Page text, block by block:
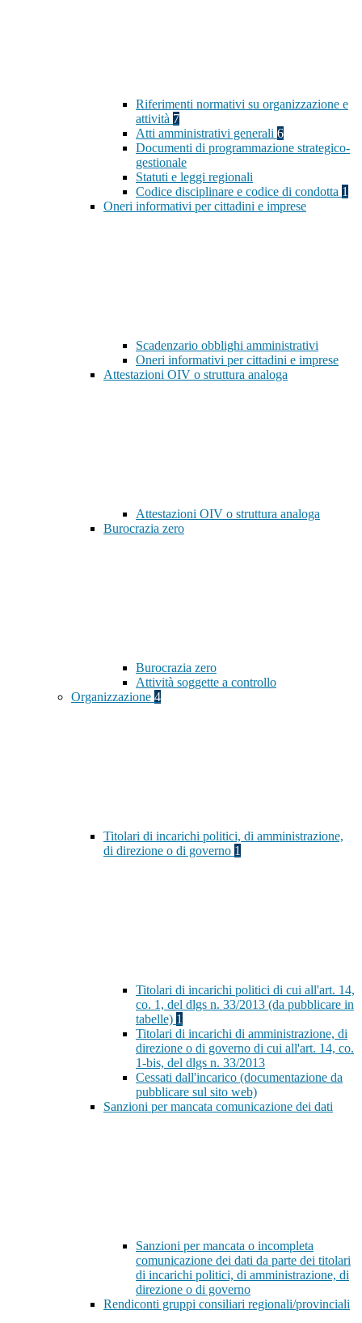
Riferimenti normativi su organizzazione e
attività 7
Atti amministrativi generali 6
Documenti di programmazione strategico-
gestionale
Statuti e leggi regionali
Codice disciplinare e codice di condotta 1
Oneri informativi per cittadini e imprese
Scadenzario obblighi amministrativi
Oneri informativi per cittadini e imprese
Attestazioni OIV o struttura analoga
Attestazioni OIV o struttura analoga
Burocrazia zero
Burocrazia zero
Attività soggette a controllo
Organizzazione 4
Titolari di incarichi politici, di amministrazione,
di direzione o di governo 1
Titolari di incarichi politici di cui all'art. 14,
co. 1, del dlgs n. 33/2013 (da pubblicare in
tabelle) 1
Titolari di incarichi di amministrazione, di
direzione o di governo di cui all'art. 14, co.
1-bis, del dlgs n. 33/2013
Cessati dall'incarico (documentazione da
pubblicare sul sito web)
Sanzioni per mancata comunicazione dei dati
Sanzioni per mancata o incompleta
comunicazione dei dati da parte dei titolari
di incarichi politici, di amministrazione, di
direzione o di governo
Rendiconti gruppi consiliari regionali/provinciali